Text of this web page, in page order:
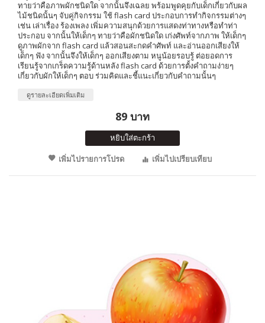
ทายว่าคือภาพผักชนิดใด จากนั้นจึงเฉลย พร้อมพูดคุยกับเด็กเกี่ยวกับผล
ไม้ชนิดนั้นๆ จับคู่กิจกรรม ใช้ flash card ประกอบการทำกิจกรรมต่างๆ
เช่น เล่าเรื่อง ร้องเพลง เพิ่มความสนุกด้วยการแสดงท่าทางหรือทำท่า
ประกอบ จากนั้นให้เด็กๆ ทายว่าคือผักชนิดใด เก่งศัพท์จากภาพ ให้เด็กๆ
ดูภาพผักจาก flash card แล้วสอนสะกดคำศัพท์ และอ่านออกเสียงให้
เด็กๆ ฟัง จากนั้นจึงให้เด็กๆ ออกเสียงตาม หนูน้อยรอบรู้ ต่อยอดการ
เรียนรู้จากเกร็ดความรู้ด้านหลัง flash card ด้วยการตั้งคำถามง่ายๆ
เกี่ยวกับผักให้เด็กๆ ตอบ ร่วมคิดและชี้แนะเกี่ยวกับคำถามนั้นๆ
ดูรายละเอียดเพิ่มเติม
89 บาท
หยิบใส่ตะกร้า
เพิ่มไปรายการโปรด
เพิ่มไปเปรียบเทียบ